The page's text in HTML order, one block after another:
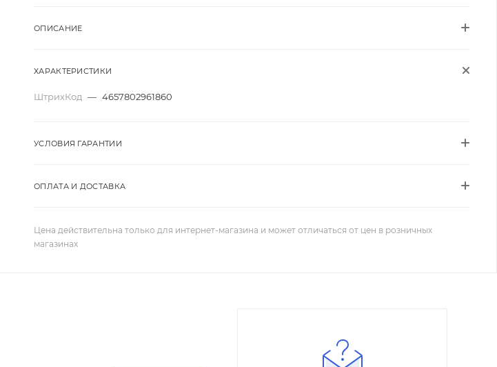
ОПИСАНИЕ
ХАРАКТЕРИСТИКИ
ШтрихКод — 4657802961860
УСЛОВИЯ ГАРАНТИИ
ОПЛАТА И ДОСТАВКА
Цена действительна только для интернет-магазина и может отличаться от цен в розничных
магазинах